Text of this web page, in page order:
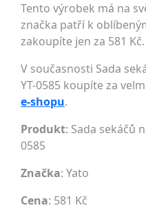
Tento výrobek má na
značka patří k
zakoupíte jen za 581 Kč.
V současnosti Sada
YT-0585 koupíte za
e-shopu.
Produkt: Sada sekáčů
0585
Značka: Yato
Cena: 581 Kč